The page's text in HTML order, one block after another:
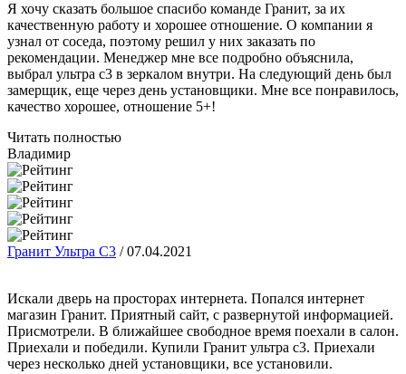
Я хочу сказать большое спасибо команде Гранит, за их
качественную работу и хорошее отношение. О компании я
узнал от соседа, поэтому решил у них заказать по
рекомендации. Менеджер мне все подробно объяснила,
выбрал ультра с3 в зеркалом внутри. На следующий день был
замерщик, еще через день установщики. Мне все понравилось,
качество хорошее, отношение 5+!
Читать полностью
Владимир
Гранит Ультра С3 /07.04.2021
Искали дверь на просторах интернета. Попался интернет
магазин Гранит. Приятный сайт, с развернутой информацией.
Присмотрели. В ближайшее свободное время поехали в салон.
Приехали и победили. Купили Гранит ультра с3. Приехали
через несколько дней установщики, все установили.